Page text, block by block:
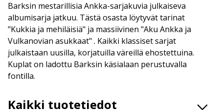
Barksin mestarillisia Ankka-sarjakuvia julkaiseva
albumisarja jatkuu. Tästä osasta löytyvät tarinat
"Kukkia ja mehiläisiä" ja massiivinen "Aku Ankka ja
Vulkanovian asukkaat" . Kaikki klassiset sarjat
julkaistaan uusilla, korjatuilla väreillä ehostettuina.
Kuplat on ladottu Barksin käsialaan perustuvalla
fontilla.
Kaikki tuotetiedot